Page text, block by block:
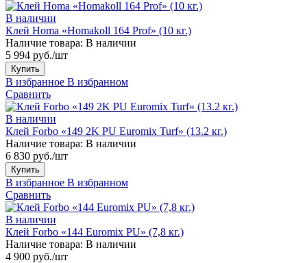
В наличии
Клей Homa «Homakoll 164 Prof» (10 кг.)
Наличие товара: В наличии
5 994 руб./шт
Купить
В избранное В избранном
Сравнить
В наличии
Клей Forbo «149 2K PU Euromix Turf» (13.2 кг.)
Наличие товара: В наличии
6 830 руб./шт
Купить
В избранное В избранном
Сравнить
В наличии
Клей Forbo «144 Euromix PU» (7,8 кг.)
Наличие товара: В наличии
4 900 руб./шт